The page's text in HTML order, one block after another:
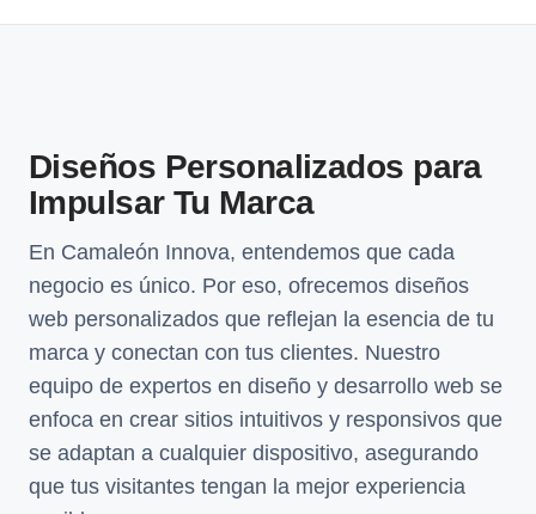
Diseños Personalizados para
Impulsar Tu Marca
En Camaleón Innova, entendemos que cada
negocio es único. Por eso, ofrecemos diseños
web personalizados que reflejan la esencia de tu
marca y conectan con tus clientes. Nuestro
equipo de expertos en diseño y desarrollo web se
enfoca en crear sitios intuitivos y responsivos que
se adaptan a cualquier dispositivo, asegurando
que tus visitantes tengan la mejor experiencia